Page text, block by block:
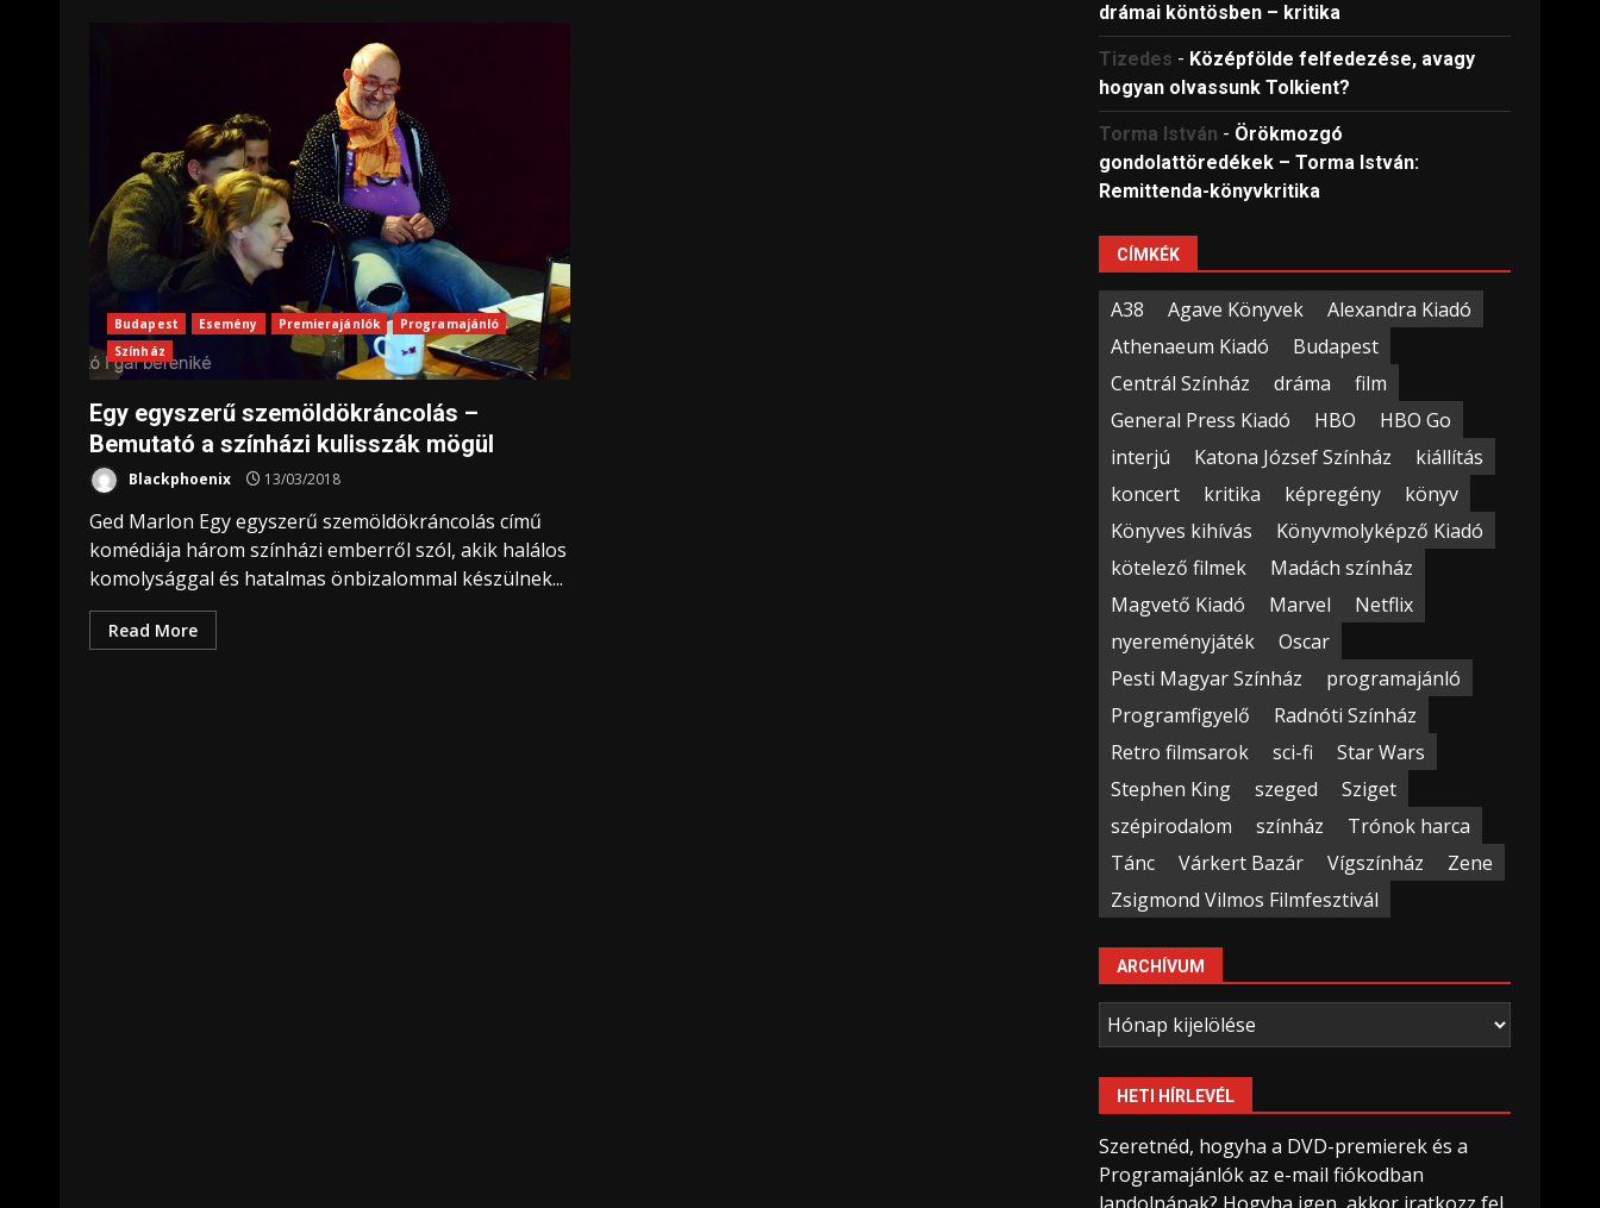
Budapest Esemény Premierajánlók
Programajánló
Színház
Egy egyszerű szemöldökráncolás –
Bemutató a színházi kulisszák mögül
Blackphoenix 13/03/2018
Ged Marlon Egy egyszerű szemöldökráncolás című
komédiája három színházi emberről szól, akik halálos
komolysággal és hatalmas önbizalommal készülnek...
Read More
drámai köntösben – kritika
Tizedes - Középfölde felfedezése, avagy
hogyan olvassunk Tolkient?
Torma István - Örökmozgó
gondolattöredékek – Torma István:
Remittenda-könyvkritika
CÍMKÉK
A38 Agave Könyvek
Alexandra Kiadó
Athenaeum Kiadó
Budapest
Centrál Színház
dráma
film
General Press Kiadó
HBO
HBO Go
interjú
Katona József Színház
kiállítás
koncert
kritika képregény
könyv
Könyves kihívás
Könyvmolyképző Kiadó
kötelező filmek
Madách színház
Magvető Kiadó
Marvel
Netflix
nyereményjáték
Oscar
Pesti Magyar Színház
programajánló
Programfigyelő
Radnóti Színház
Retro filmsarok
sci-fi
Star Wars
Stephen King
szeged
Sziget
szépirodalom
színház
Trónok harca
Tánc
Várkert Bazár Vígszínház
Zene
Zsigmond Vilmos Filmfesztivál
ARCHÍVUM
Archívum
HETI HÍRLEVÉL
Szeretnéd, hogyha a DVD-premierek és a
Programajánlók az e-mail fiókodban